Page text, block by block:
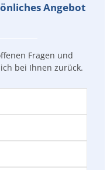
Angebot
Fragen und
bei Ihnen zurück.